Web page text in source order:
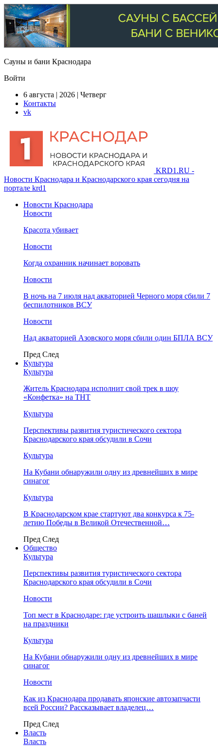
Сауны и бани Краснодара
Войти
6 августа | 2026 | Четверг
Контакты
vk
KRD1.RU -
Новости Краснодара и Краснодарского края сегодня на
портале krd1
Новости Краснодара
Новости
Красота убивает
Новости
Когда охранник начинает воровать
Новости
В ночь на 7 июля над акваторией Черного моря сбили 7
беспилотников ВСУ
Новости
Над акваторией Азовского моря сбили один БПЛА ВСУ
Пред След
Культура
Культура
Житель Краснодара исполнит свой трек в шоу
«Конфетка» на ТНТ
Культура
Перспективы развития туристического сектора
Краснодарского края обсудили в Сочи
Культура
На Кубани обнаружили одну из древнейших в мире
синагог
Культура
В Краснодарском крае стартуют два конкурса к 75-
летию Победы в Великой Отечественной…
Пред След
Общество
Культура
Перспективы развития туристического сектора
Краснодарского края обсудили в Сочи
Новости
Топ мест в Краснодаре: где устроить шашлыки с баней
на праздники
Культура
На Кубани обнаружили одну из древнейших в мире
синагог
Новости
Как из Краснодара продавать японские автозапчасти
всей России? Рассказывает владелец…
Пред След
Власть
Власть